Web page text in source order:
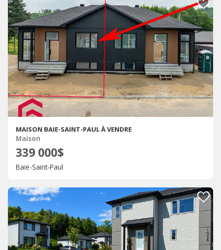
MAISON BAIE-SAINT-PAUL À VENDRE
Maison
339 000$
Baie-Saint-Paul